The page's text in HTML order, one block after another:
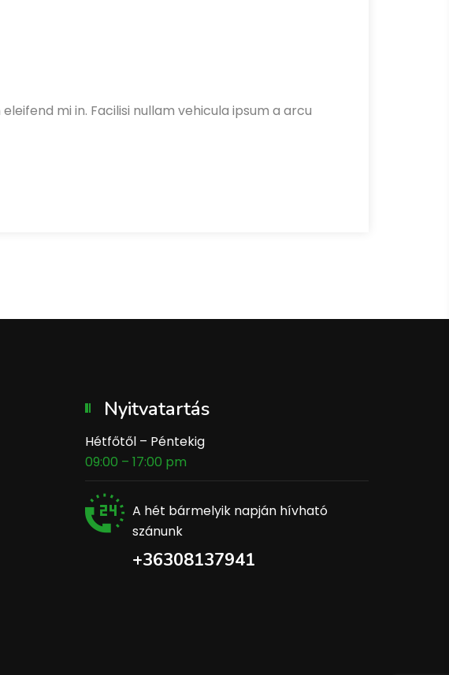
mi in. Facilisi nullam vehicula ipsum a arcu
Nyitvatartás
Hétfőtől – Péntekig
09:00 – 17:00 pm
A hét bármelyik napján hívható
szánunk
+36308137941